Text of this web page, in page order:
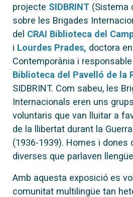
projecte SIDBRINT (Sistema
sobre les Brigades
del CRAI Biblioteca del
i Lourdes Prades, doctora
Contemporània i
Biblioteca del Pavelló de la
SIDBRINT. Com sabeu, les
Internacionals eren uns
voluntaris que van lluitar a
de la llibertat durant la
(1936-1939). Homes i dones
diverses que parlaven
Amb aquesta exposició es
comunitat multilingüe tan